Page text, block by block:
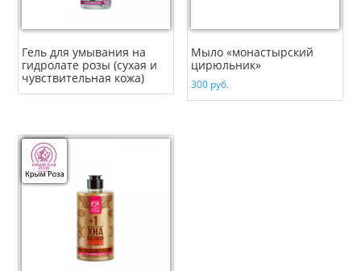
Гель для умывания на
гидролате розы (сухая и
чувствительная кожа)
Мыло «монастырский
цирюльник»
300 руб.